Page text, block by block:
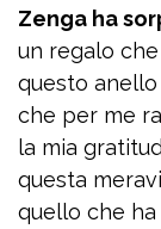
Zenga ha
un regalo
questo
che per me
la mia
questa
quello che ha